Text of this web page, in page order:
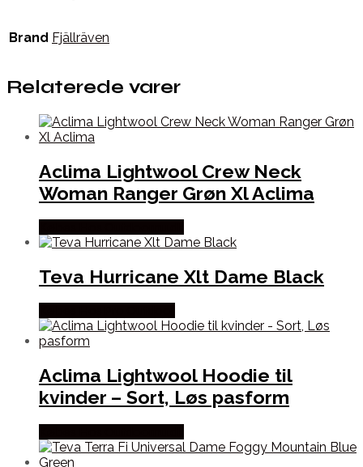
Brand Fjällräven
Relaterede varer
Aclima Lightwool Crew Neck
Woman Ranger Grøn Xl Aclima
Teva Hurricane Xlt Dame Black
Aclima Lightwool Hoodie til
kvinder – Sort, Løs pasform